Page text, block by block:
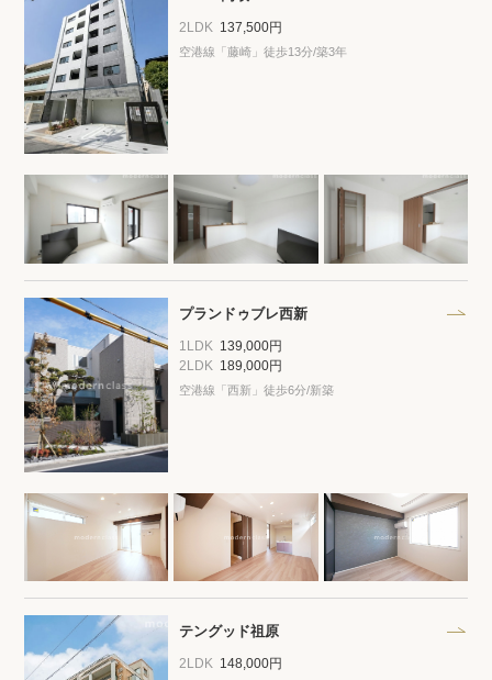
2LDK 137,500円
空港線「藤崎」徒歩13分/築3年
プランドゥブレ西新
1LDK 139,000円
2LDK 189,000円
空港線「西新」徒歩6分/新築
テングッド祖原
2LDK 148,000円